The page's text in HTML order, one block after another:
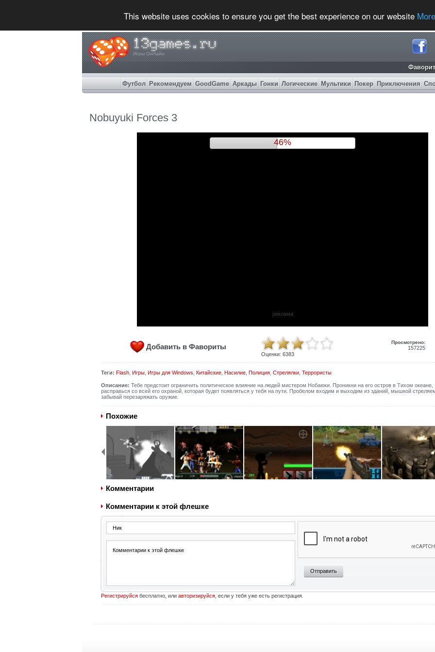
This website uses cookies to ensure you get the best experience on our website
Игры Онлайн
Футбол Рекомендуем GoodGame Аркады Гонки Логические Мультики Покер Приключения
Nobuyuki Forces 3
50%
реклама
Добавить в Фавориты
Оценки: 6383
Просмотрено:
157225
Теги: Flash, Игры, Игры для Windows Китайские, Насилие, Полиция, Стрелялки, Террористы
Описание: Тебе предстоит ограничить политическое влияние на людей мистером Нобаюки. Проникни на его остров в Тихом океане,
расправься со всей его охраной, которая будет появляться у тебя на пути. Пробелом входим и выходим из зданий, мышкой
забывай перезаряжать оружие.
Похожие
Комментарии
Комментарии к этой флешке
Отправить
Регистрируйсябесплатно, или авторизируйся, если у тебя уже есть регистрация.